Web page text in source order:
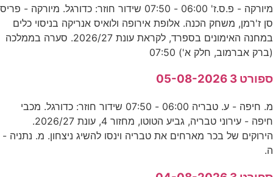
מיורקה - פ.ס.ז' 06:00 - 07:50 שידור חוזר: כדורגל. מיורקה - פריס
סן ז'רמן, משחק הכנה. אלופת אירופה ולואיס אנריקה בניסוי כלים
במחנה האימונים בספרד, לקראת עונת 2026/27. סערה בממלכה
(ברק אברמוב, חלק א') 07:50
ספורט 3 05-08-2026
מ. חיפה - ע. טבריה 06:00 - 07:50 שידור חוזר: כדורגל. מכבי
חיפה - עירוני טבריה, גביע הטוטו, מחזור 4, עונת 2026/27.
הירוקים של בכר מארחים את טבריה וינסו להשיג ניצחון. מ. נתניה -
ה.